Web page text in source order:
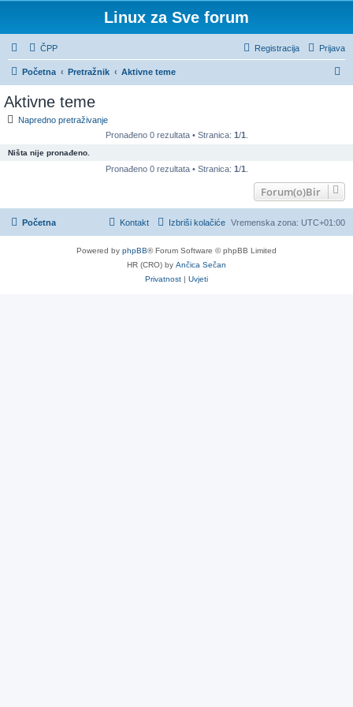
Linux za Sve forum
ČPP Prijava
Registracija
Početna Pretražnik Aktivne teme
ž
i
Aktivne teme
Napredno pretraživanje
Pronađeno 0 rezultata • Stranica: 1/1
Ništa nije pronađeno.
Pronađeno 0 rezultata • Stranica: 1/1
Forum(o)Bir
Početna Vremenska zona: UTC+01:00
Izbriši kolačiće
Kontakt
Powered by phpBB® Forum Software © phpBB Limited
HR (CRO) by Ančica Sečan
Privatnost | Uvjeti